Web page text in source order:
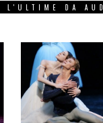
L'ULTIME DA